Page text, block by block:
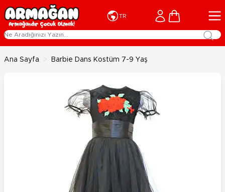
İçeriğe geç
TR Cart
Ana Sayfa > Barbie Dans Kostüm 7-9 Yaş